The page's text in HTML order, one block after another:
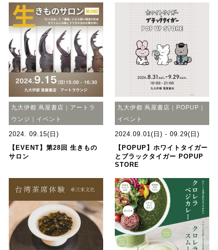
九大伊都 蔦屋書店｜アートラ
ウンジ｜イベント
2024. 09.15(日)
【EVENT】第28回 生きもの
サロン
九大伊都 蔦屋書店｜POPUP｜
イベント
2024.09.01(日) - 09.29(日)
【POPUP】ホワイトタイガー
とブラックタイガー POPUP
STORE